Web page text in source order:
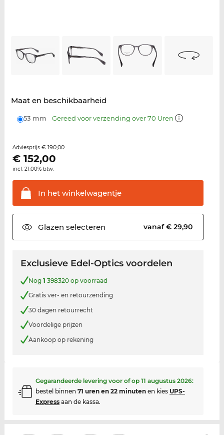
Maat en beschikbaarheid
53 mm Gereed voor verzending over 70 Uren
Adviesprijs € 190,00
€ 152,00
incl. 21.00% btw.
In hetwinkelwagentje
Glazen selecteren vanaf € 29,90
Exclusieve Edel-Optics voordelen
Nog 1 398320 op voorraad
Gratis ver- en retourzending
30 dagen retourrecht
Voordelige prijzen
Aankoop op rekening
Gegarandeerde levering voor of op 11 augustus 2026:
bestel binnen 71 uren en 22 minutenen kies UPS-
Expressaan de kassa.